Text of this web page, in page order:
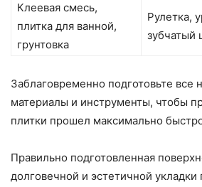
Клеевая смесь,
плитка для ванной,
грунтовка
Рулетка,
зубчатый
Заблаговременно подготовьте все
материалы и инструменты, чтобы
плитки прошел максимально
Правильно подготовленная
долговечной и эстетичной укладки